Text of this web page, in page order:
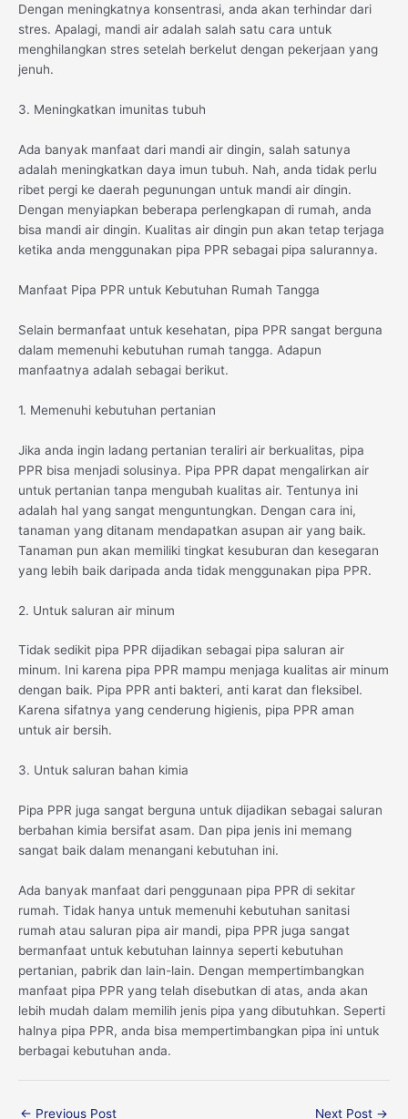
Dengan meningkatnya konsentrasi, anda akan terhindar dari
stres. Apalagi, mandi air adalah salah satu cara untuk
menghilangkan stres setelah berkelut dengan pekerjaan yang
jenuh.
3. Meningkatkan imunitas tubuh
Ada banyak manfaat dari mandi air dingin, salah satunya
adalah meningkatkan daya imun tubuh. Nah, anda tidak perlu
ribet pergi ke daerah pegunungan untuk mandi air dingin.
Dengan menyiapkan beberapa perlengkapan di rumah, anda
bisa mandi air dingin. Kualitas air dingin pun akan tetap terjaga
ketika anda menggunakan pipa PPR sebagai pipa salurannya.
Manfaat Pipa PPR untuk Kebutuhan Rumah Tangga
Selain bermanfaat untuk kesehatan, pipa PPR sangat berguna
dalam memenuhi kebutuhan rumah tangga. Adapun
manfaatnya adalah sebagai berikut.
1. Memenuhi kebutuhan pertanian
Jika anda ingin ladang pertanian teraliri air berkualitas, pipa
PPR bisa menjadi solusinya. Pipa PPR dapat mengalirkan air
untuk pertanian tanpa mengubah kualitas air. Tentunya ini
adalah hal yang sangat menguntungkan. Dengan cara ini,
tanaman yang ditanam mendapatkan asupan air yang baik.
Tanaman pun akan memiliki tingkat kesuburan dan kesegaran
yang lebih baik daripada anda tidak menggunakan pipa PPR.
2. Untuk saluran air minum
Tidak sedikit pipa PPR dijadikan sebagai pipa saluran air
minum. Ini karena pipa PPR mampu menjaga kualitas air minum
dengan baik. Pipa PPR anti bakteri, anti karat dan fleksibel.
Karena sifatnya yang cenderung higienis, pipa PPR aman
untuk air bersih.
3. Untuk saluran bahan kimia
Pipa PPR juga sangat berguna untuk dijadikan sebagai saluran
berbahan kimia bersifat asam. Dan pipa jenis ini memang
sangat baik dalam menangani kebutuhan ini.
Ada banyak manfaat dari penggunaan pipa PPR di sekitar
rumah. Tidak hanya untuk memenuhi kebutuhan sanitasi
rumah atau saluran pipa air mandi, pipa PPR juga sangat
bermanfaat untuk kebutuhan lainnya seperti kebutuhan
pertanian, pabrik dan lain-lain. Dengan mempertimbangkan
manfaat pipa PPR yang telah disebutkan di atas, anda akan
lebih mudah dalam memilih jenis pipa yang dibutuhkan. Seperti
halnya pipa PPR, anda bisa mempertimbangkan pipa ini untuk
berbagai kebutuhan anda.
← Previous Post Next Post →